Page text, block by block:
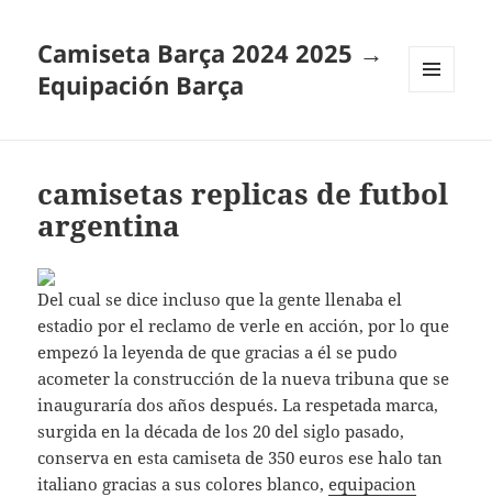
Camiseta Barça 2024 2025 →
Equipación Barça
camisetas replicas de futbol
argentina
Del cual se dice incluso que la gente llenaba el
estadio por el reclamo de verle en acción, por lo que
empezó la leyenda de que gracias a él se pudo
acometer la construcción de la nueva tribuna que se
inauguraría dos años después. La respetada marca,
surgida en la década de los 20 del siglo pasado,
conserva en esta camiseta de 350 euros ese halo tan
italiano gracias a sus colores blanco,equipacion